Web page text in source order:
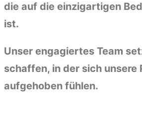
die auf die einzigartigen
ist.
Unser engagiertes Team
schaffen, in der sich unsere
aufgehoben fühlen.